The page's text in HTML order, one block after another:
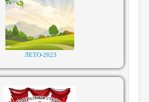
ЛЕТО-2023